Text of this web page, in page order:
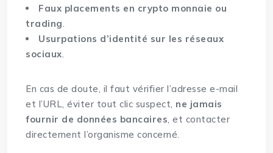
Faux placements en crypto monnaie ou
trading.
Usurpations d’identité sur les réseaux
sociaux.
En cas de doute, il faut vérifier l’adresse e-mail
et l’URL, éviter tout clic suspect, ne jamais
fournir de données bancaires, et contacter
directement l’organisme concerné.